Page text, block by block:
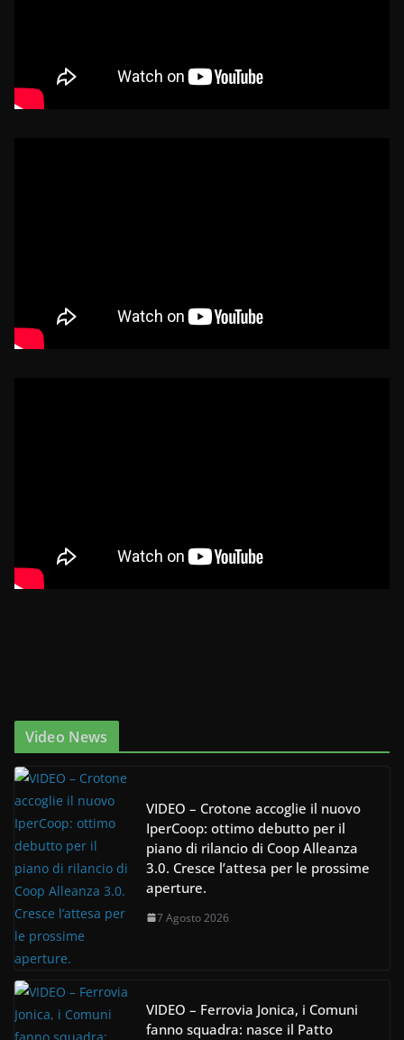
Video News
VIDEO – Crotone accoglie il nuovo
IperCoop: ottimo debutto per il
piano di rilancio di Coop Alleanza
3.0. Cresce l’attesa per le prossime
aperture.
7 Agosto 2026
VIDEO – Ferrovia Jonica, i Comuni
fanno squadra: nasce il Patto